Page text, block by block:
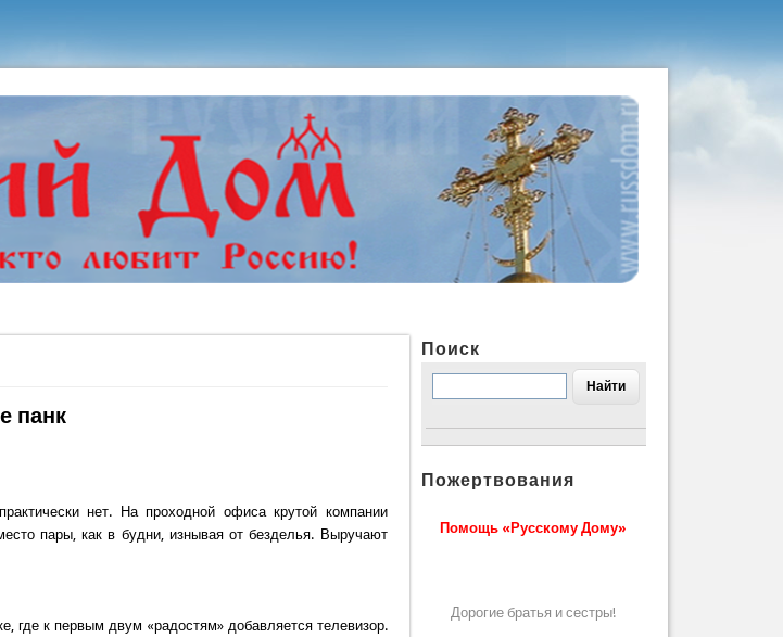
панк
нет. На проходной офиса крутой компании
пары, как в будни, изнывая от безделья. Выручают
где к первым двум «радостям» добавляется телевизор.
Поиск
Пожертвования
Помощь «Русскому Дому»
Дорогие братья и сестры!